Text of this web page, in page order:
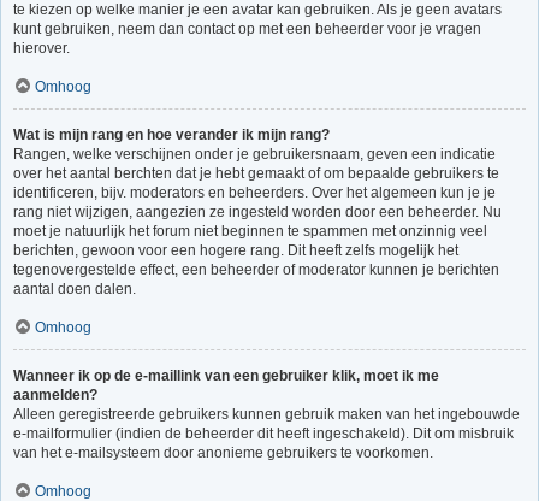
te kiezen op welke manier je een avatar kan gebruiken. Als je geen avatars
kunt gebruiken, neem dan contact op met een beheerder voor je vragen
hierover.
Omhoog
Wat is mijn rang en hoe verander ik mijn rang?
Rangen, welke verschijnen onder je gebruikersnaam, geven een indicatie
over het aantal berchten dat je hebt gemaakt of om bepaalde gebruikers te
identificeren, bijv. moderators en beheerders. Over het algemeen kun je je
rang niet wijzigen, aangezien ze ingesteld worden door een beheerder. Nu
moet je natuurlijk het forum niet beginnen te spammen met onzinnig veel
berichten, gewoon voor een hogere rang. Dit heeft zelfs mogelijk het
tegenovergestelde effect, een beheerder of moderator kunnen je berichten
aantal doen dalen.
Omhoog
Wanneer ik op de e-maillink van een gebruiker klik, moet ik me
aanmelden?
Alleen geregistreerde gebruikers kunnen gebruik maken van het ingebouwde
e-mailformulier (indien de beheerder dit heeft ingeschakeld). Dit om misbruik
van het e-mailsysteem door anonieme gebruikers te voorkomen.
Omhoog